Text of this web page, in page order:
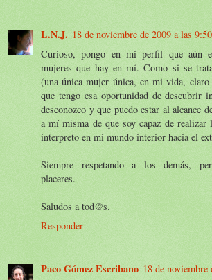
L.N.J. 18 de noviembre de 2009 a las 9:50
Curioso, pongo en mi perfil que aún
mujeres que hay en mí. Como si se
(una única mujer única, en mi vida,
que tengo esa oportunidad de descubrir
desconozco y que puedo estar al alcance
a mí misma de que soy capaz de realizar
interpreto en mi mundo interior hacia el
Siempre respetando a los demás,
placeres.
Saludos a tod@s.
Responder
Paco Gómez Escribano 18 de noviembre